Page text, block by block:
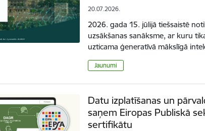
20.07.2026.
2026. gada 15. jūlijā tiešsaistē
uzsākšanas sanāksme, ar kuru
uzticama ģeneratīvā mākslīgā
Jaunumi
Datu izplatīšanas un
saņem Eiropas Publiskā
sertifikātu